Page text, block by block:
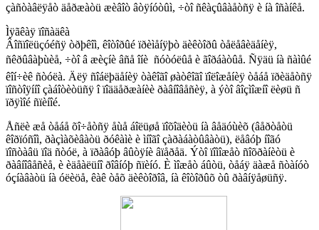
çàñòàâëÿåò äåðæàòü æèâîò âòÿíóòûì, ÷òî ñêàçûâàåòñÿ è íà îñàíêå.
Ìÿãêàÿ ïîñàäêà
Âîñïîëüçóéñÿ òðþêîì, êîòîðûé ïðèìåíÿþò äèêòîðû òåëåâèäåíèÿ,
ñêðûâàþùèå, ÷òî â æèçíè âñå îíè  ñóòóëûå è ãîðáàòûå. Ñÿäü íà ñàìûé
êîí÷èê ñòóëà. Äëÿ ñîáëþäåíèÿ òàêîãî øàòêîãî ïîëîæåíèÿ òåáå ïðèäåòñÿ
ïîñòîÿííî çàáîòèòüñÿ î ïîääåðæàíèè ðàâíîâåñèÿ, à ýòî âîçìîæíî ëèøü ñ
ïðÿìîé ñïèíîé.
Åñëè æå òåáå õî÷åòñÿ åùå áîëüøå ïîõîäèòü íà âåäóùèõ (âåðòåòü
êîðïóñîì, ðàçìàõèâàòü ðóêàìè è ìíîãî çàðàáàòûâàòü), ëåâóþ íîãó
ïîñòàâü ïîä ñòóë, à ïðàâóþ âûòÿíè âïåðåä. Ýòî ïîìîæåò ñîõðàíèòü è
ðàâíîâåñèå, è èäåàëüíî ðîâíóþ ñïèíó. È ìîæåò áûòü, òåáÿ äàæå ñòàíóò
óçíàâàòü íà óëèöå, êàê òåõ äèêòîðîâ, íà êîòîðûõ òû ðàâíÿåøüñÿ.